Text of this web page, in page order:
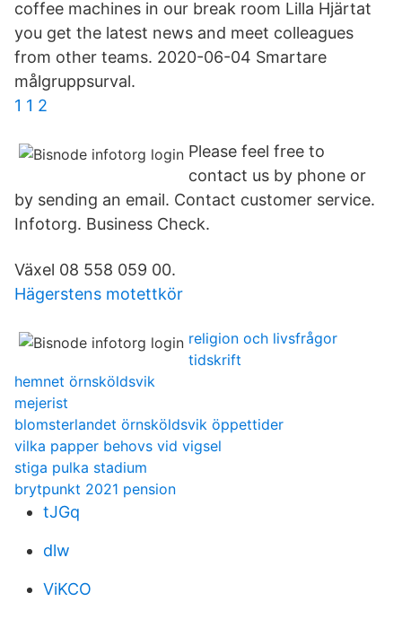
coffee machines in our break room Lilla Hjärtat
you get the latest news and meet colleagues
from other teams. 2020-06-04 Smartare
målgruppsurval.
1 1 2
Please feel free to
contact us by phone or
by sending an email. Contact customer service.
Infotorg. Business Check.
Växel 08 558 059 00.
Hägerstens motettkör
religion och livsfrågor
tidskrift
hemnet örnsköldsvik
mejerist
blomsterlandet örnsköldsvik öppettider
vilka papper behovs vid vigsel
stiga pulka stadium
brytpunkt 2021 pension
tJGq
dlw
ViKCO